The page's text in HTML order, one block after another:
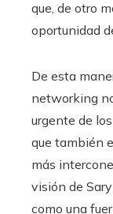
que, de otro
oportunidad
De esta
networking
urgente de
que también
más
visión de
como una